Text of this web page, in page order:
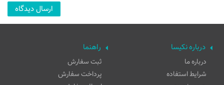
درباره نکیسا
درباره ما
شرایط استفاده
راهنما
ثبت سفارش
پرداخت سفارش